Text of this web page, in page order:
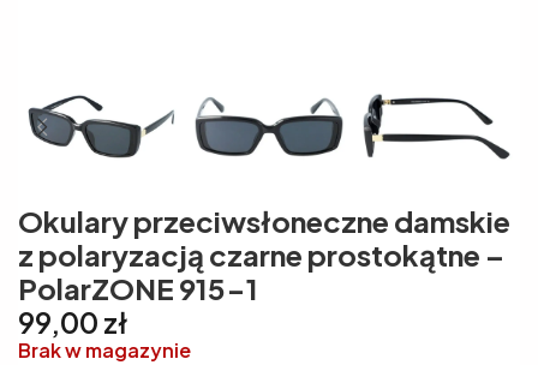
Okulary przeciwsłoneczne damskie
z polaryzacją czarne prostokątne –
PolarZONE 915-1
99,00 zł
Brak w magazynie